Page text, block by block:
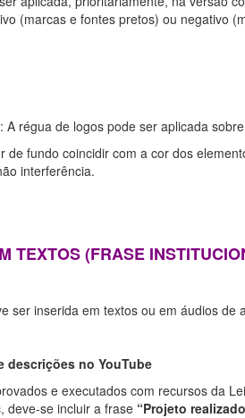
(marcas e fontes pretos) ou negativo
A régua de logos pode ser aplicada
de fundo coincidir com a cor dos
interferência.
TEXTOS (FRASE
ser inserida em textos ou em áudios de
descrições no YouTube
e executados com recursos da
deve-se incluir a frase “Projeto